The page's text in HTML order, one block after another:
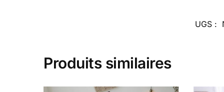
UGS :
Produits similaires